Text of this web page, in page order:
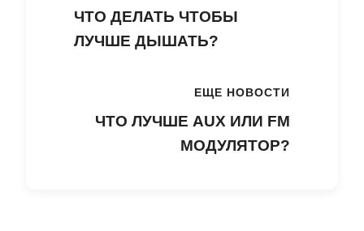
ЧТО ДЕЛАТЬ ЧТОБЫ
ЛУЧШЕ ДЫШАТЬ?
ЕЩЕ НОВОСТИ
ЧТО ЛУЧШЕ AUX ИЛИ FM
МОДУЛЯТОР?